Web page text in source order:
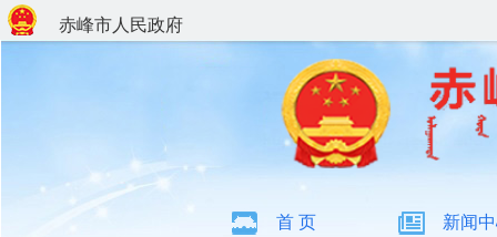
赤峰市人民政府
首 页 新闻